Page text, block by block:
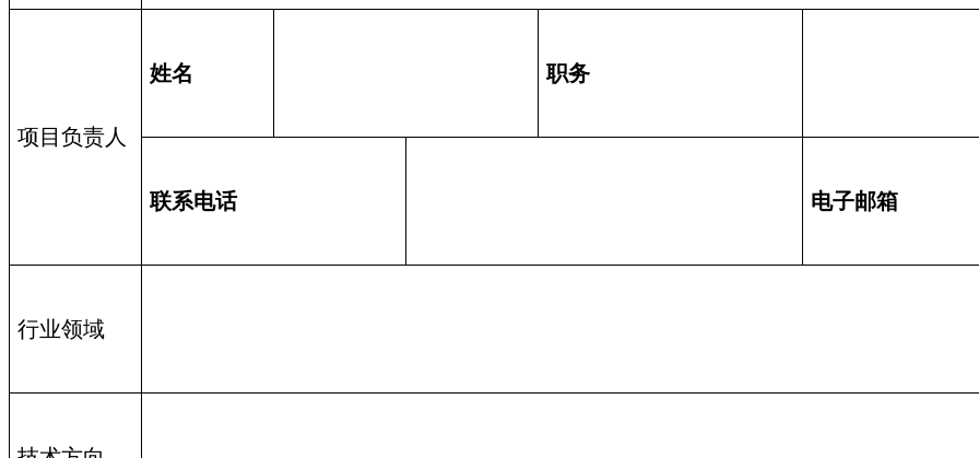
项目负责人
姓名 职务
联系电话 电子邮箱
行业领域